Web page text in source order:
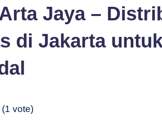
Jaya –
di Jakarta
(1 vote)